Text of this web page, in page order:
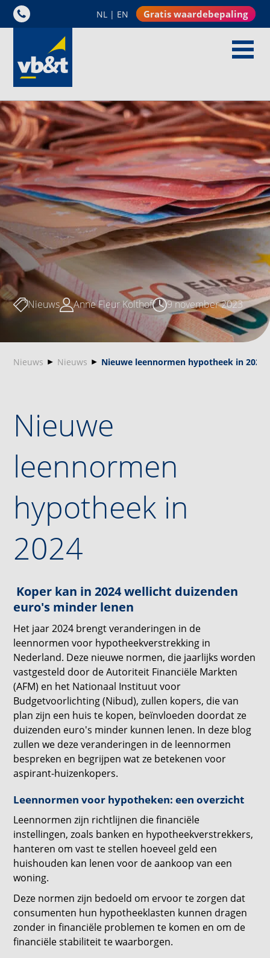
NL | EN Gratis waardebepaling
Nieuws Anne Fleur Kolthof 9 november 2023
Nieuws Nieuws Nieuwe leennormen hypotheek in 2024
Nieuwe
leennormen
hypotheek in
2024
Koper kan in 2024 wellicht duizenden
euro's minder lenen
Het jaar 2024 brengt veranderingen in de
leennormen voor hypotheekverstrekking in
Nederland. Deze nieuwe normen, die jaarlijks worden
vastgesteld door de Autoriteit Financiële Markten
(AFM) en het Nationaal Instituut voor
Budgetvoorlichting (Nibud), zullen kopers, die van
plan zijn een huis te kopen, beïnvloeden doordat ze
duizenden euro's minder kunnen lenen. In deze blog
zullen we deze veranderingen in de leennormen
bespreken en begrijpen wat ze betekenen voor
aspirant-huizenkopers.
Leennormen voor hypotheken: een overzicht
Leennormen zijn richtlijnen die financiële
instellingen, zoals banken en hypotheekverstrekkers,
hanteren om vast te stellen hoeveel geld een
huishouden kan lenen voor de aankoop van een
woning.
Deze normen zijn bedoeld om ervoor te zorgen dat
consumenten hun hypotheeklasten kunnen dragen
zonder in financiële problemen te komen en om de
financiële stabiliteit te waarborgen.